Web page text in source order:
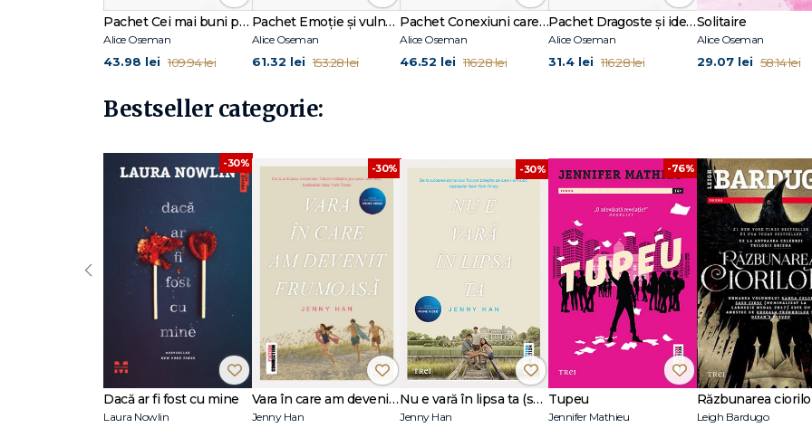
Pachet Cei mai buni prieteni
Alice Oseman
43.98 lei 109.94 lei
Pachet Emoție și vulnerabilitate
Alice Oseman
61.32 lei 153.28 lei
Pachet Conexiuni care contează
Alice Oseman
46.52 lei 116.28 lei
Pachet Dragoste și identitate
Alice Oseman
31.4 lei 116.28 lei
Solitaire
Alice Oseman
29.07 lei 58.14 lei
Bestseller categorie:
-30%
Dacă ar fi fost cu mine
Laura Nowlin
-30%
Vara în care am devenit frumoasă (seria Vara, vol. 1, ediție tie-in)
Jenny Han
-30%
Nu e vară în lipsa ta (seria Vara, vol. 2, ediție tie-in)
Jenny Han
-76%
Tupeu
Jennifer Mathieu Leigh Bardugo
‹